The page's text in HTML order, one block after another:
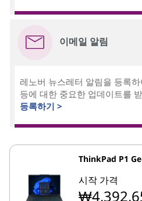
이메일 알림
레노버 뉴스레터 알림을 등록
등에 대한 중요한 업데이트를
등록하기 >
ThinkPad P1
시작 가격